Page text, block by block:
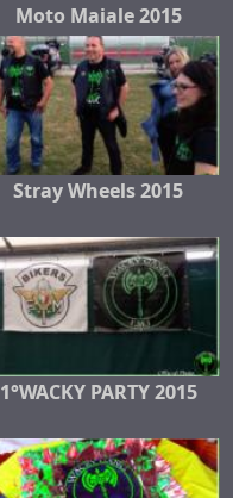
Moto Maiale 2015
Stray Wheels 2015
1°WACKY PARTY 2015